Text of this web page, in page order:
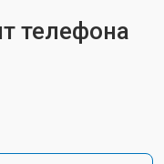
телефона